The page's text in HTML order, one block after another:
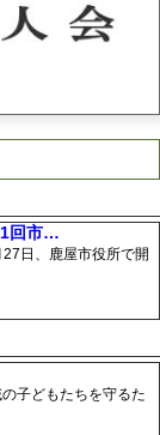
1回市…
日、鹿屋市役所で開
子どもたちを守るた